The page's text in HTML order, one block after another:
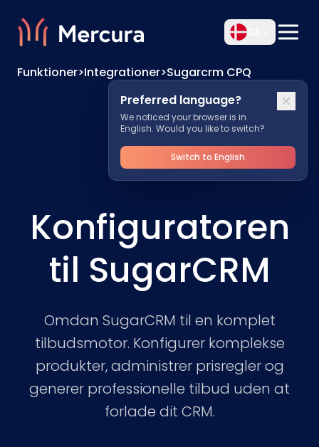
Preferred language?
We noticed your browser is in
English. Would you like to switch?
Switch to English
Funktioner>Integrationer>Sugarcrm CPQ
Konfiguratoren
til SugarCRM
Omdan SugarCRM til en komplet
tilbudsmotor. Konfigurer komplekse
produkter, administrer prisregler og
generer professionelle tilbud uden at
forlade dit CRM.